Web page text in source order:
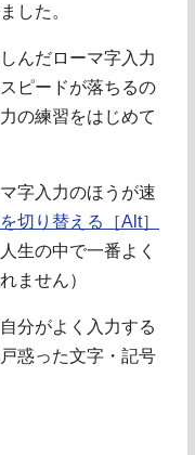
した。
んだローマ字入力
ピードが落ちるの
の練習をはじめて
字入力のほうが速
切り替える［Alt］
生の中で一番よく
ません）
分がよく入力する
惑った文字・記号